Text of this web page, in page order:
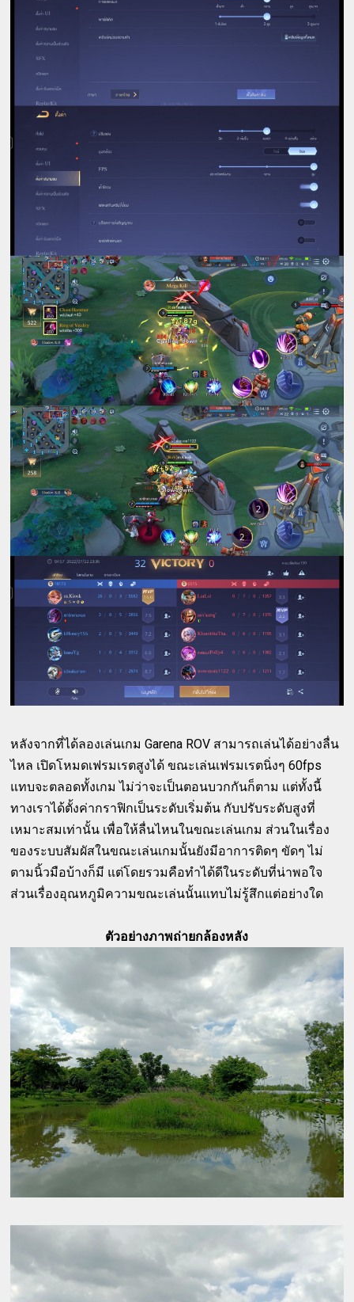
หลังจากที่ได้ลองเล่นเกม Garena ROV สามารถเล่นได้อย่างลื่น
ไหล เปิดโหมดเฟรมเรตสูงได้ ขณะเล่นเฟรมเรตนิ่งๆ 60fps
แทบจะตลอดทั้งเกม ไม่ว่าจะเป็นตอนบวกกันก็ตาม แต่ทั้งนี้
ทางเราได้ตั้งค่ากราฟิกเป็นระดับเริ่มต้น กับปรับระดับสูงที่
เหมาะสมเท่านั้น เพื่อให้ลื่นไหนในขณะเล่นเกม ส่วนในเรื่อง
ของระบบสัมผัสในขณะเล่นเกมนั้นยังมีอาการติดๆ ขัดๆ ไม่
ตามนิ้วมือบ้างก็มี แต่โดยรวมคือทำได้ดีในระดับที่น่าพอใจ
ส่วนเรื่องอุณหภูมิความขณะเล่นนั้นแทบไม่รู้สึกแต่อย่างใด
ตัวอย่างภาพถ่ายกล้องหลัง